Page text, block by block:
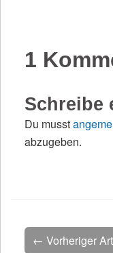
1
Schreibe
Du musst
abzugeben.
← Vorheriger